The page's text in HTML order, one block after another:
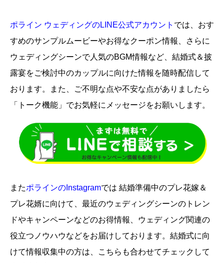
ポライン ウェディングのLINE公式アカウント では、 おす
すめのサンプルムービーやお得なクーポン情報、さらに
ウェディングシーンで人気のBGM情報など、結婚式＆披
露宴をご検討中のカップルに向けた情報を随時配信して
おります。また、ご不明な点や不安な点がありましたら
「トーク機能」でお気軽にメッセージをお願いします。
またポラインのInstagramでは 結婚準備中のプレ花嫁＆
プレ花婿に向けて、最近のウェディングシーンのトレン
ドやキャンペーンなどのお得情報、ウェディング関連の
役立つノウハウなどをお届けしております。結婚式に向
けて情報収集中の方は、こちらも合わせてチェックして